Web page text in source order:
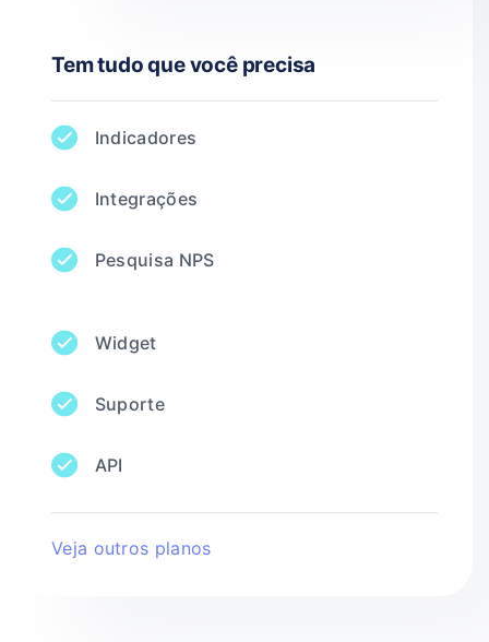
Tem tudo que você precisa
Indicadores
Integrações
Pesquisa NPS
Widget
Suporte
API
Veja outros planos